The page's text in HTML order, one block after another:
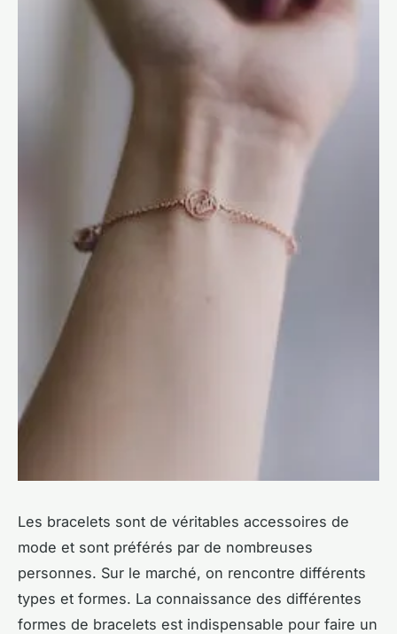
Les bracelets sont de véritables accessoires de
mode et sont préférés par de nombreuses
personnes. Sur le marché, on rencontre différents
types et formes. La connaissance des différentes
formes de bracelets est indispensable pour faire un